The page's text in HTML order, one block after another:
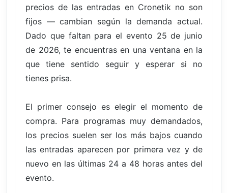
precios de las entradas en Cronetik no son
fijos — cambian según la demanda actual.
Dado que faltan para el evento 25 de junio
de 2026, te encuentras en una ventana en la
que tiene sentido seguir y esperar si no
tienes prisa.
El primer consejo es elegir el momento de
compra. Para programas muy demandados,
los precios suelen ser los más bajos cuando
las entradas aparecen por primera vez y de
nuevo en las últimas 24 a 48 horas antes del
evento.